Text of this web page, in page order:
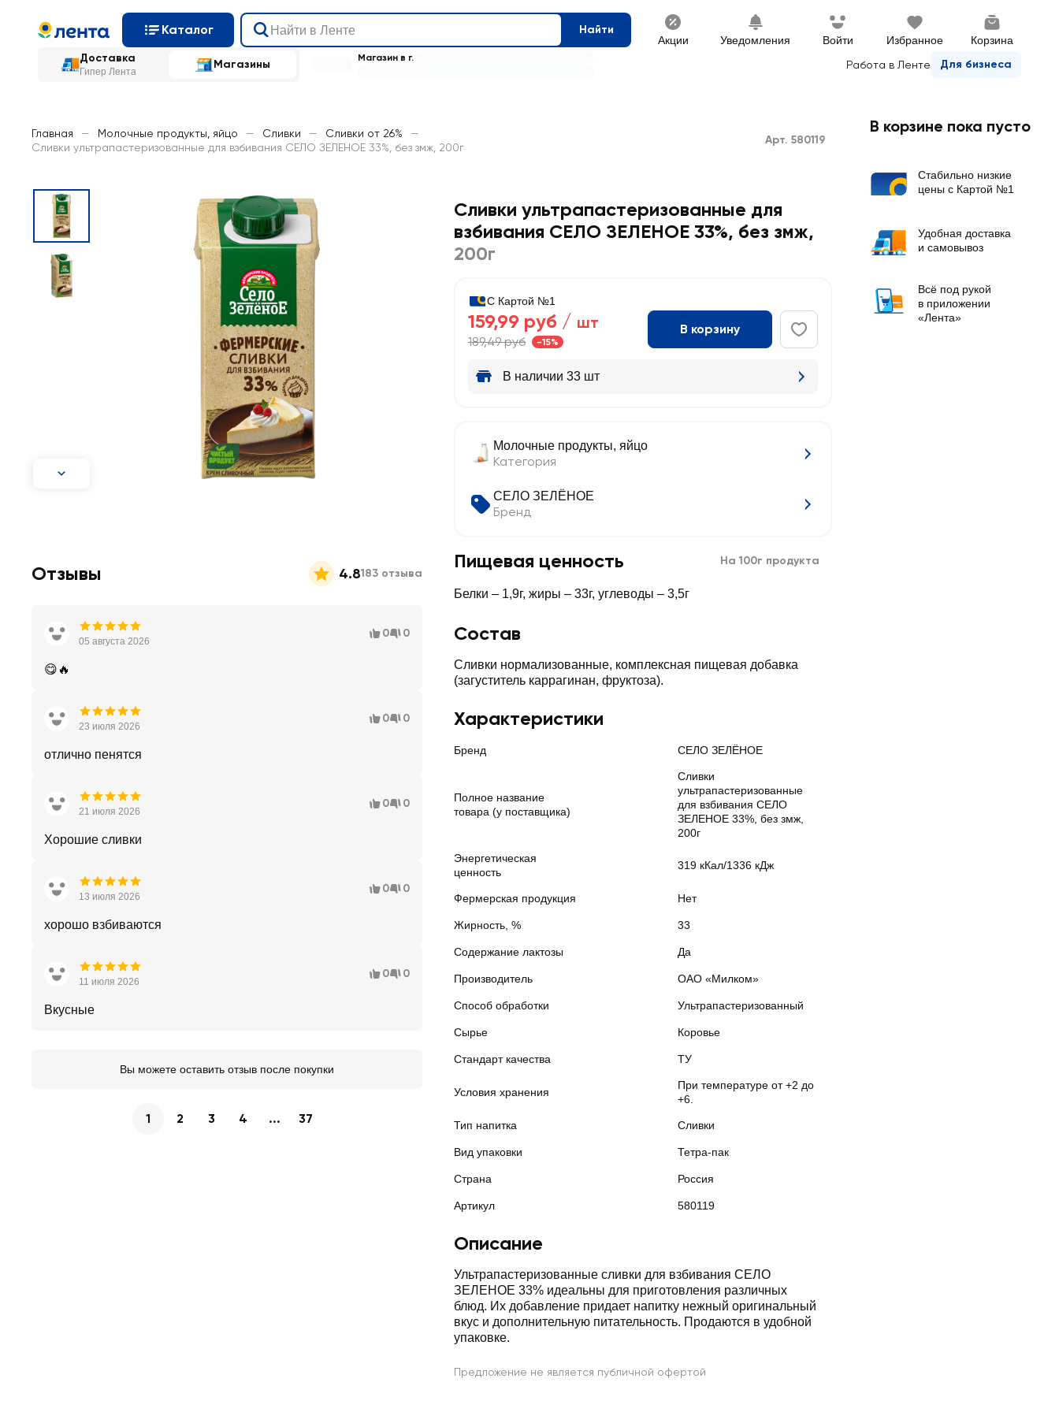
Каталог Найти
Акции Уведомления Войти Избранное Корзина
Доставка
Гипер Лента
Магазины Работа в Ленте Для бизнеса
Магазин в г.
Главная — Молочные продукты, яйцо — Сливки — Сливки от 26%
—
Сливки ультрапастеризованные для взбивания СЕЛО ЗЕЛЕНОЕ 33%, без змж, 200г
Арт. 580119
Сливки ультрапастеризованные для
взбивания СЕЛО ЗЕЛЕНОЕ 33%, без змж,
200г
С Картой №1
159,99 руб / шт
189,49 руб -15%
В корзину
В наличии 33 шт
Молочные продукты, яйцо
Категория
СЕЛО ЗЕЛЁНОЕ
Бренд
Пищевая ценность На 100г продукта
Белки – 1,9г, жиры – 33г, углеводы – 3,5г
Состав
Сливки нормализованные, комплексная пищевая добавка
(загуститель каррагинан, фруктоза).
Характеристики
Бренд СЕЛО ЗЕЛЁНОЕ
Полное название
товара (у поставщика)
Сливки
ультрапастеризованные
для взбивания СЕЛО
ЗЕЛЕНОЕ 33%, без змж,
200г
Энергетическая
ценность
319 кКал/1336 кДж
Фермерская продукция Нет
Жирность, % 33
Содержание лактозы Да
Производитель ОАО «Милком»
Способ обработки Ультрапастеризованный
Сырье Коровье
Стандарт качества ТУ
Условия хранения
При температуре от +2 до
+6.
Тип напитка Сливки
Вид упаковки Тетра-пак
Страна Россия
Артикул 580119
Описание
Ультрапастеризованные сливки для взбивания СЕЛО
ЗЕЛЕНОЕ 33% идеальны для приготовления различных
блюд. Их добавление придает напитку нежный оригинальный
вкус и дополнительную питательность. Продаются в удобной
упаковке.
Предложение не является публичной офертой
Отзывы 4.8183 отзыва
05 августа 2026
0 0
😋🔥
23 июля 2026
0 0
отлично пенятся
21 июля 2026
0 0
Хорошие сливки
13 июля 2026
0 0
хорошо взбиваются
11 июля 2026
0 0
Вкусные
Вы можете оставить отзыв после покупки
1 2 3 4 ... 37
В корзине пока пусто
Стабильно низкие
цены с Картой №1
Удобная доставка
и самовывоз
Всё под рукой
в приложении
«Лента»